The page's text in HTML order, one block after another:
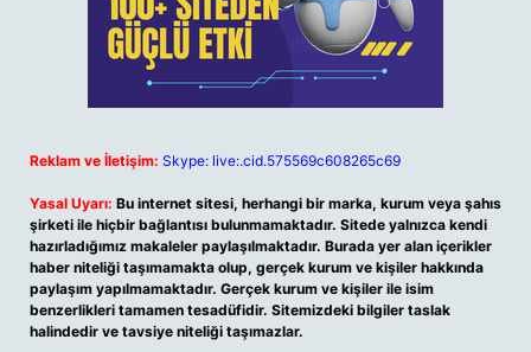
Reklam ve İletişim: Skype: live:.cid.575569c608265c69
Yasal Uyarı: Bu internet sitesi, herhangi bir marka, kurum veya şahıs
şirketi ile hiçbir bağlantısı bulunmamaktadır. Sitede yalnızca kendi
hazırladığımız makaleler paylaşılmaktadır. Burada yer alan içerikler
haber niteliği taşımamakta olup, gerçek kurum ve kişiler hakkında
paylaşım yapılmamaktadır. Gerçek kurum ve kişiler ile isim
benzerlikleri tamamen tesadüfidir. Sitemizdeki bilgiler taslak
halindedir ve tavsiye niteliği taşımazlar.